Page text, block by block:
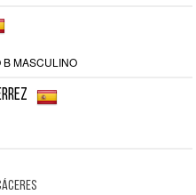
B MASCULINO